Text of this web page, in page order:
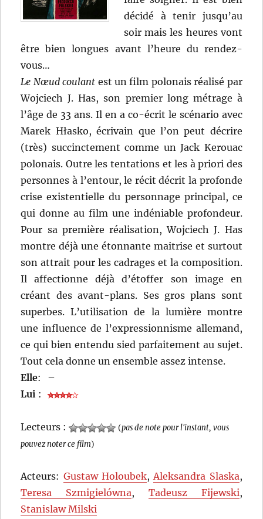
décidé à tenir jusqu’au
soir mais les heures vont
être bien longues avant l’heure du rendez-
vous…
Le Nœud coulant est un film polonais réalisé par
Wojciech J. Has, son premier long métrage à
l’âge de 33 ans. Il en a co-écrit le scénario avec
Marek Hłasko, écrivain que l’on peut décrire
(très) succinctement comme un Jack Kerouac
polonais. Outre les tentations et les à priori des
personnes à l’entour, le récit décrit la profonde
crise existentielle du personnage principal, ce
qui donne au film une indéniable profondeur.
Pour sa première réalisation, Wojciech J. Has
montre déjà une étonnante maitrise et surtout
son attrait pour les cadrages et la composition.
Il affectionne déjà d’étoffer son image en
créant des avant-plans. Ses gros plans sont
superbes. L’utilisation de la lumière montre
une influence de l’expressionnisme allemand,
ce qui bien entendu sied parfaitement au sujet.
Tout cela donne un ensemble assez intense.
Elle:
–
Lui :
Lecteurs : (pas de note pour l'instant, vous
pouvez noter ce film)
Acteurs: Gustaw Holoubek,Aleksandra Slaska,
Teresa Szmigielówna, Tadeusz Fijewski,
Stanislaw Milski